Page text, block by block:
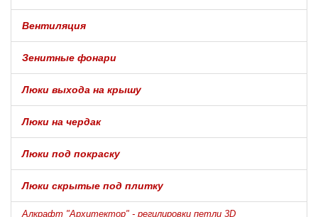
Вентиляция
Зенитные фонари
Люки выхода на крышу
Люки на чердак
Люки под покраску
Люки скрытые под плитку
Алкрафт "Архитектор" - регилировки петли 3D